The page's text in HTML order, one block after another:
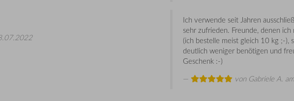
Ich verwende seit Jahren
sehr zufrieden. Freunde, denen
(ich bestelle meist gleich 10 kg ;-),
deutlich weniger benötigen und
Geschenk :-)
von Gabriele A.